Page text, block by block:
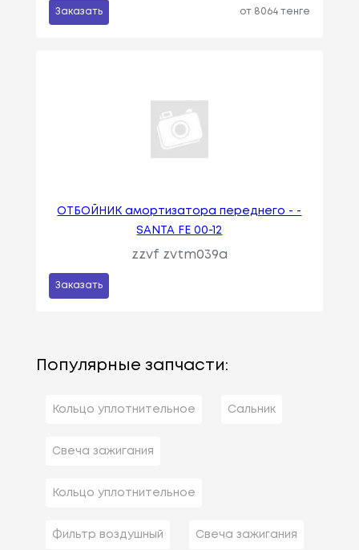
Заказать от 8064 тенге
ОТБОЙНИК амортизатора переднего - -
SANTA FE 00-12
zzvf zvtm039a
Заказать
Популярные запчасти:
Кольцо уплотнительное Сальник
Свеча зажигания
Кольцо уплотнительное
Фильтр воздушный Свеча зажигания